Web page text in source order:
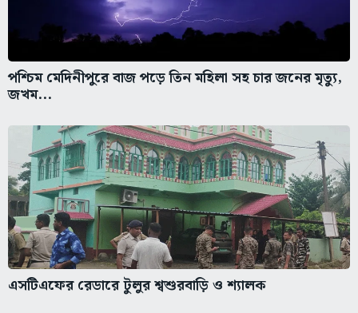
পশ্চিম মেদিনীপুরে বাজ পড়ে তিন মহিলা সহ চার জনের মৃত্যু,
জখম...
এসটিএফের রেডারে টুলুর শ্বশুরবাড়ি ও শ্যালক